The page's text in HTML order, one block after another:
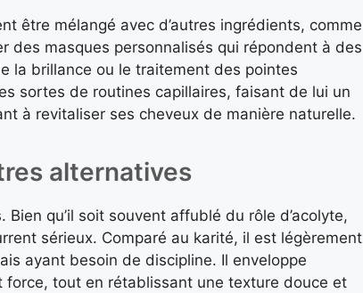
être mélangé avec d’autres ingrédients, comme
des masques personnalisés qui répondent à des
la brillance ou le traitement des pointes
sortes de routines capillaires, faisant de lui un
à revitaliser ses cheveux de manière naturelle.
alternatives
qu’il soit souvent affublé du rôle d’acolyte,
sérieux. Comparé au karité, il est légèrement
ayant besoin de discipline. Il enveloppe
tout en rétablissant une texture douce et